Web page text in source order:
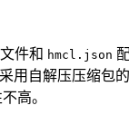
文件和 hmcl.json
自解压压缩包
高。